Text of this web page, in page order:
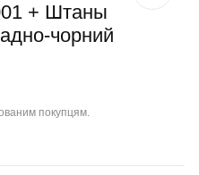
+ Штаны
чорний
покупцям.